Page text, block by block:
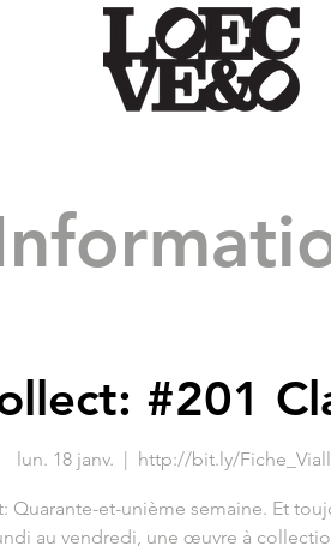
#201
lun. 18 janv.
  |
http://bit.ly/
Quarante-et-unième semaine. Et
au vendredi, une œuvre à